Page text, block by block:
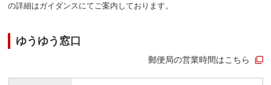
の詳細はガイダンスにてご案内しております。
ゆうゆう窓口
郵便局の営業時間はこちら